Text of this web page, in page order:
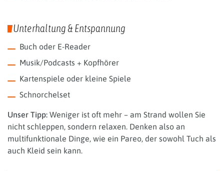
Unterhaltung & Entspannung
Buch oder E-Reader
Musik/Podcasts + Kopfhörer
Kartenspiele oder kleine Spiele
Schnorchelset
Unser Tipp: Weniger ist oft mehr – am Strand wollen Sie
nicht schleppen, sondern relaxen. Denken also an
multifunktionale Dinge, wie ein Pareo, der sowohl Tuch als
auch Kleid sein kann.